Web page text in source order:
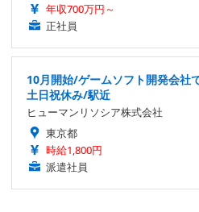
年収700万円～
正社員
10月開始/ゲームソフト開発会社
土日祝休み/駅近
ヒューマンリソシア株式会社
東京都
時給1,800円
派遣社員